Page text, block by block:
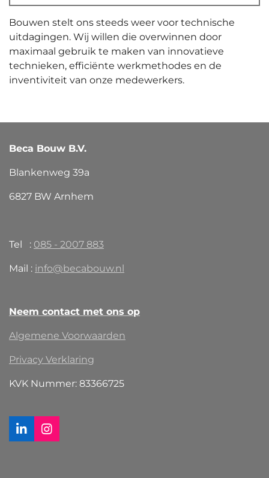
Bouwen stelt ons steeds weer voor technische
uitdagingen. Wij willen die overwinnen door
maximaal gebruik te maken van innovatieve
technieken, efficiënte werkmethodes en de
inventiviteit van onze medewerkers.
Beca Bouw B.V.
Blankenweg 39a
6827 BW Arnhem
Tel : 085 - 2007 883
Mail : info@becabouw.nl
Neem contact met ons op
Algemene Voorwaarden
Privacy Verklaring
KVK Nummer: 83366725
L
i
I
n